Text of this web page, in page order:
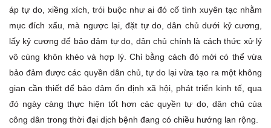
áp tự do, xiềng xích, trói buộc như ai đó cố tình xuyên tạc nhằm
mục đích xấu, mà ngược lại, đặt tự do, dân chủ dưới kỷ cương,
lấy kỷ cương để bảo đảm tự do, dân chủ chính là cách thức xử lý
vô cùng khôn khéo và hợp lý. Chỉ bằng cách đó mới có thể vừa
bảo đảm được các quyền dân chủ, tự do lại vừa tạo ra một không
gian cần thiết để bảo đảm ổn định xã hội, phát triển kinh tế, qua
đó ngày càng thực hiện tốt hơn các quyền tự do, dân chủ của
công dân trong thời đại dịch bệnh đang có chiều hướng lan rộng.